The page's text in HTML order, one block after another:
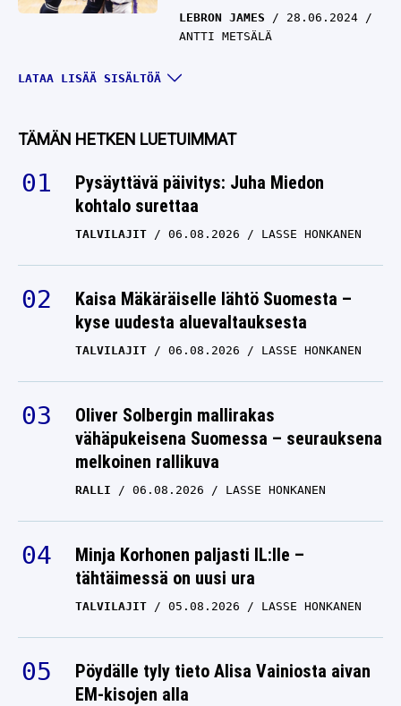
LEBRON JAMES
28.06.2024
ANTTI METSÄLÄ
NBA: LeBron James sai
varasi Bronnyn
ANTTI METSÄLÄ
supertähti jättäytymässä
pois sopimuksestaan
LEBRON JAMES
22.06.2024
ANTTI METSÄLÄ
NBA:n supertähti LeBron
James ylisti Lauri
Markkasta: ”Hän on niin
hyvä”
LEBRON JAMES
LASSE HONKANEN
NBA: Luka Doncic
ihastutti, Nikola Jokic
dominoi – ja LeBron
James muistutti
ANTTI METSÄLÄ
LATAA LISÄÄ SISÄLTÖÄ
TÄMÄN HETKEN LUETUIMMAT
Pysäyttävä päivitys: Juha Miedon
kohtalo surettaa
TALVILAJIT 06.08.2026 LASSE HONKANEN
Kaisa Mäkäräiselle lähtö Suomesta –
kyse uudesta aluevaltauksesta
TALVILAJIT 06.08.2026 LASSE HONKANEN
Oliver Solbergin mallirakas
vähäpukeisena Suomessa – seurauksena
melkoinen rallikuva
RALLI 06.08.2026 LASSE HONKANEN
Minja Korhonen paljasti IL:lle –
tähtäimessä on uusi ura
TALVILAJIT 05.08.2026 LASSE HONKANEN
Pöydälle tyly tieto Alisa Vainiosta aivan
EM-kisojen alla